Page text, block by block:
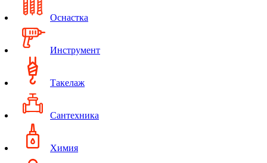
Оснастка
Инструмент
Такелаж
Сантехника
Химия